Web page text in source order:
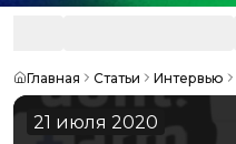
Главная Статьи Интервью
21 июля 2020